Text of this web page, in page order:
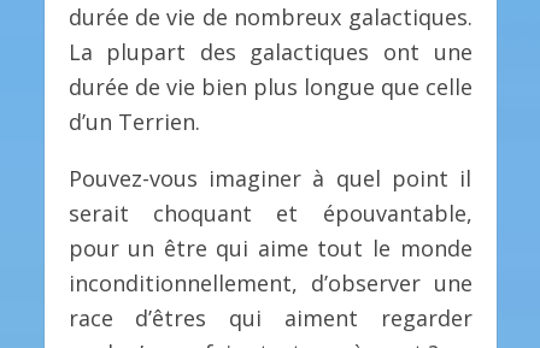
durée de vie de nombreux galactiques.
La plupart des galactiques ont une
durée de vie bien plus longue que celle
d’un Terrien.
Pouvez-vous imaginer à quel point il
serait choquant et épouvantable,
pour un être qui aime tout le monde
inconditionnellement, d’observer une
race d’êtres qui aiment regarder